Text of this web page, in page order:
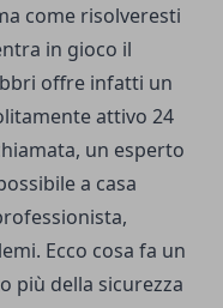
come risolveresti
in gioco il
offre infatti un
attivo 24
un esperto
a casa
Ecco cosa fa un
più della sicurezza